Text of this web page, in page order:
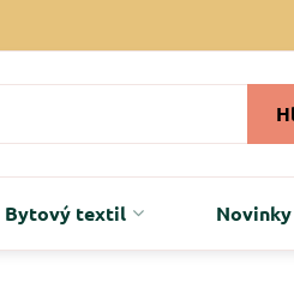
Bytový textil Novinky